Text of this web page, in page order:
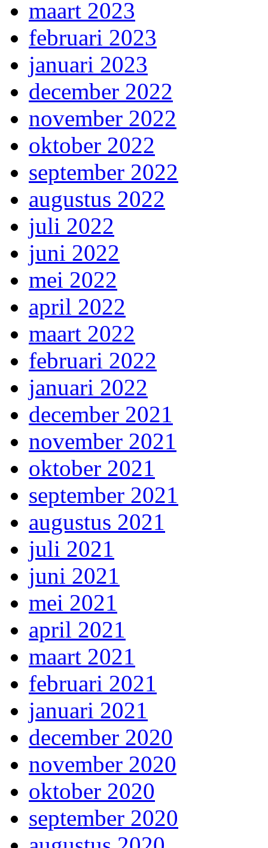
maart 2023
februari 2023
januari 2023
december 2022
november 2022
oktober 2022
september 2022
augustus 2022
juli 2022
juni 2022
mei 2022
april 2022
maart 2022
februari 2022
januari 2022
december 2021
november 2021
oktober 2021
september 2021
augustus 2021
juli 2021
juni 2021
mei 2021
april 2021
maart 2021
februari 2021
januari 2021
december 2020
november 2020
oktober 2020
september 2020